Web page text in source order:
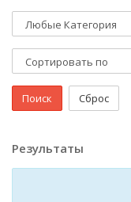
Поиск Сброс
Результаты